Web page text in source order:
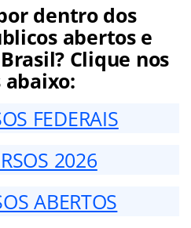
dentro dos
abertos e
Clique nos
FEDERAIS
2026
ABERTOS